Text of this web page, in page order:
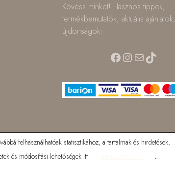
Kövess minket! Hasznos tippek,
termékbemutatók, aktuális ajánlatok,
újdonságok:
Facebook
Instagram
MailTikTok
felhasználhatóak statisztikához, a tartalmak és hirdetések,
és módosítási lehetőségek itt
.